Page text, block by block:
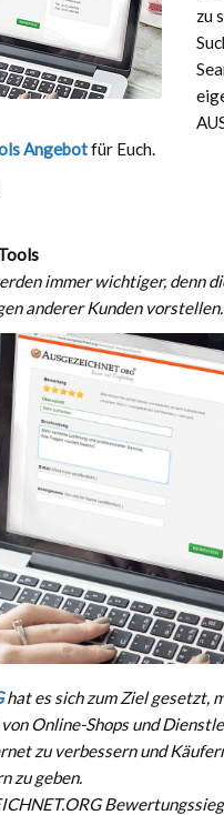
zu
Angebotfür Euch.
immer wichtiger, denn
anderer Kunden vorstellen.
hat es sich zum Ziel gesetzt,
Online-Shops und
zu verbessern und
zu geben.